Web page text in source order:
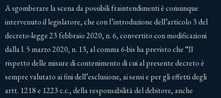
A sgomberare la scena da possibili fraintendimenti è comunque
intervenuto il legislatore, che con l’introduzione dell’articolo 3 del
decreto-legge 23 febbraio 2020, n. 6, convertito con modificazioni
dalla l. 5 marzo 2020, n. 13, al comma 6-bis ha previsto che “Il
rispetto delle misure di contenimento di cui al presente decreto è
sempre valutato ai fini dell’esclusione, ai sensi e per gli effetti degli
artt. 1218 e 1223 c.c., della responsabilità del debitore, anche